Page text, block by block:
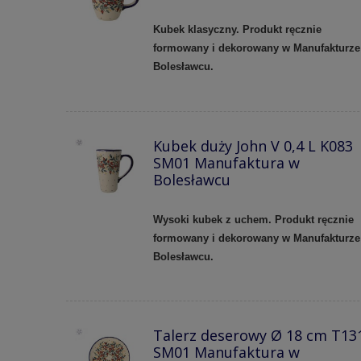
Kubek klasyczny. Produkt ręcznie
formowany i dekorowany w
Bolesławcu.
Kubek duży John V 0,4 L K083
SM01 Manufaktura w
Bolesławcu
Wysoki kubek z uchem. Produkt ręcznie
formowany i dekorowany w
Bolesławcu.
Talerz deserowy Ø 18 cm
SM01 Manufaktura w